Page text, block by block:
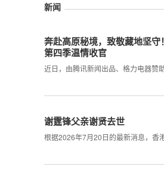
新闻
奔赴高原秘境，致敬藏地坚守
第四季温情收官
近日，由腾讯新闻出品、格力电器赞
谢霆锋父亲谢贤去世
根据2026年7月20日的最新消息，香